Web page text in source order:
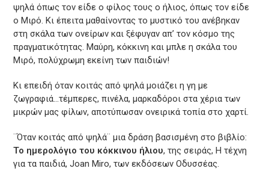
ψηλά όπως τον είδε ο φίλος τους ο ήλιος, όπως τον είδε
ο Μιρό. Κι έπειτα μαθαίνοντας το μυστικό του ανέβηκαν
στη σκάλα των ονείρων και ξέφυγαν απ’ τον κόσμο της
πραγματικότητας. Μαύρη, κόκκινη και μπλε η σκάλα του
Μιρό, πολύχρωμη εκείνη των παιδιών!
Κι επειδή όταν κοιτάς από ψηλά μοιάζει η γη με
ζωγραφιά…τέμπερες, πινέλα, μαρκαδόροι στα χέρια των
μικρών μας φίλων, αποτύπωσαν ονειρικά τοπία στο χαρτί.
¨Όταν κοιτάς από ψηλά¨ μια δράση βασισμένη στο βιβλίο:
Το ημερολόγιο του κόκκινου ήλιου, της σειράς, Η τέχνη
για τα παιδιά, Joan Miro, των εκδόσεων Οδυσσέας.